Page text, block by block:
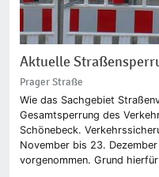
Aktuelle
Prager Straße
Wie das Sachgebiet
Gesamtsperrung des
Schönebeck.
November bis 23.
vorgenommen. Grund